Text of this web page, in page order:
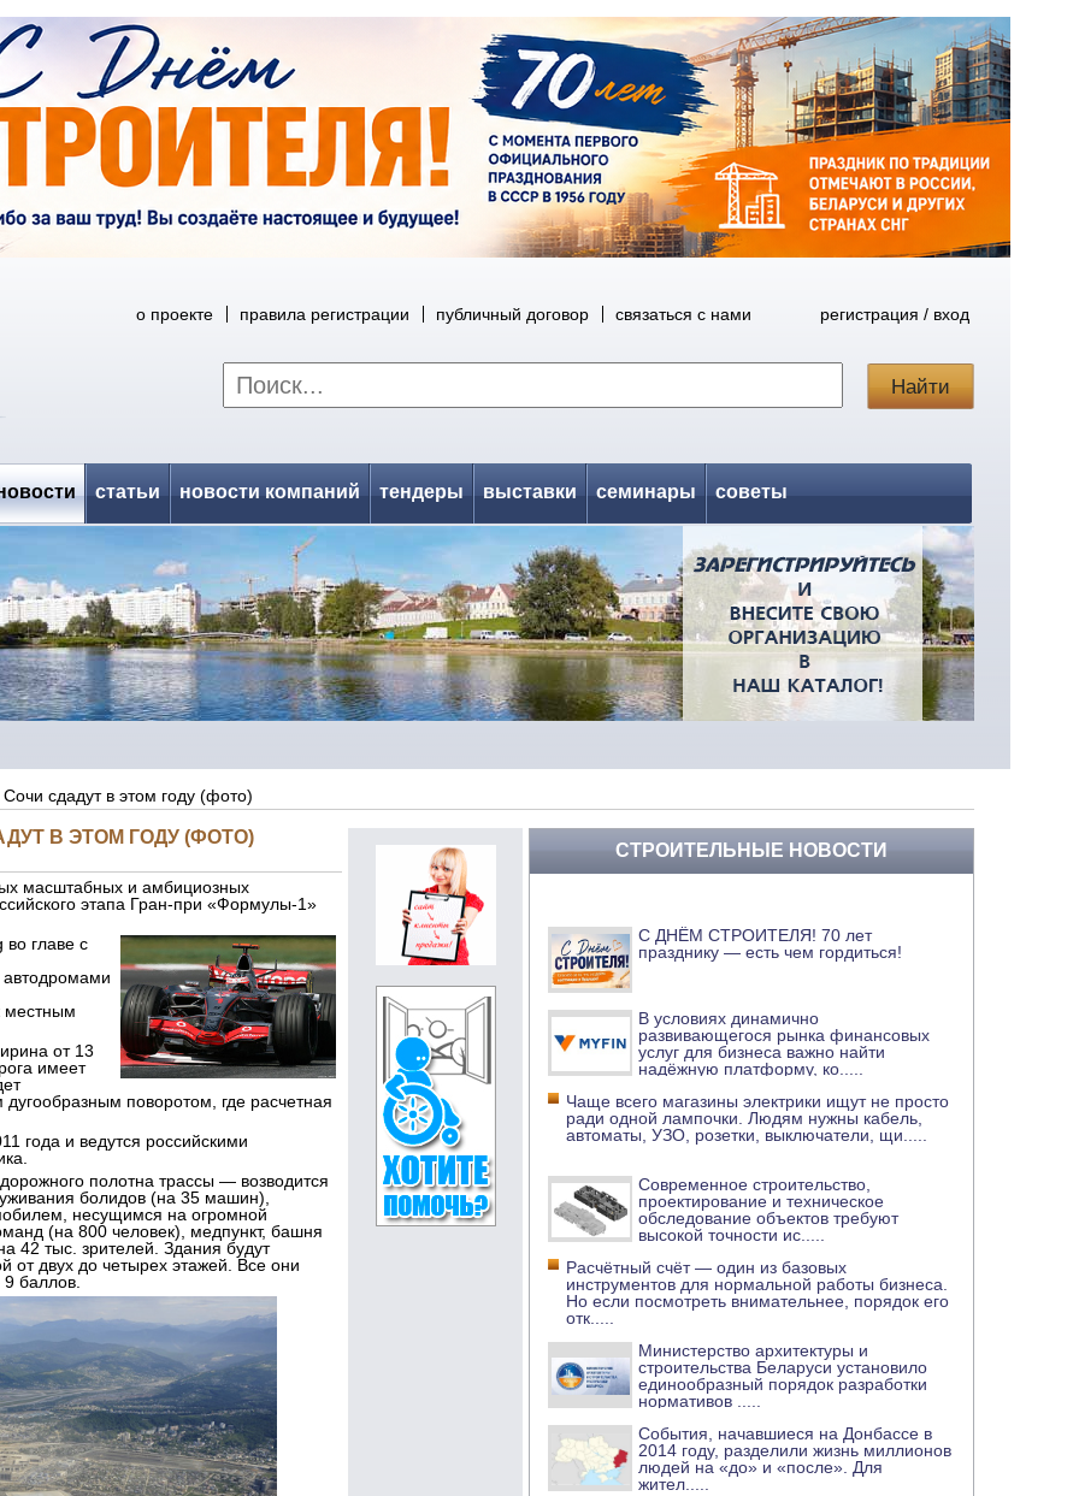
регистрация / вход
о проекте правила регистрации публичный договор связаться с нами
статьи новости компаний тендеры выставки семинары советы
сдадут в этом году (фото)
В ЭТОМ ГОДУ (ФОТО)
масштабных и амбициозных
этапа Гран-при «Формулы-1»
главе с
местным
от 13
имеет
поворотом, где расчетная
года и ведутся российскими
полотна трассы — возводится
болидов (на 35 машин),
несущимся на огромной
(на 800 человек), медпункт, башня
42 тыс. зрителей. Здания будут
от двух до четырех этажей. Все они
баллов.
СТРОИТЕЛЬНЫЕ НОВОСТИ
С ДНЁМ СТРОИТЕЛЯ! 70 лет
празднику — есть чем гордиться!
В условиях динамично
развивающегося рынка финансовых
услуг для бизнеса важно найти
надёжную платформу, ко
Чаще всего магазины электрики ищут не просто
ради одной лампочки. Людям нужны кабель,
автоматы, УЗО, розетки, выключатели, щи
Современное строительство,
проектирование и техническое
обследование объектов требуют
высокой точности ис
Расчётный счёт — один из базовых
инструментов для нормальной работы бизнеса.
Но если посмотреть внимательнее, порядок его
отк
Министерство архитектуры и
строительства Беларуси установило
единообразный порядок разработки
нормативов
События, начавшиеся на Донбассе в
2014 году, разделили жизнь миллионов
людей на «до» и «после». Для
жител